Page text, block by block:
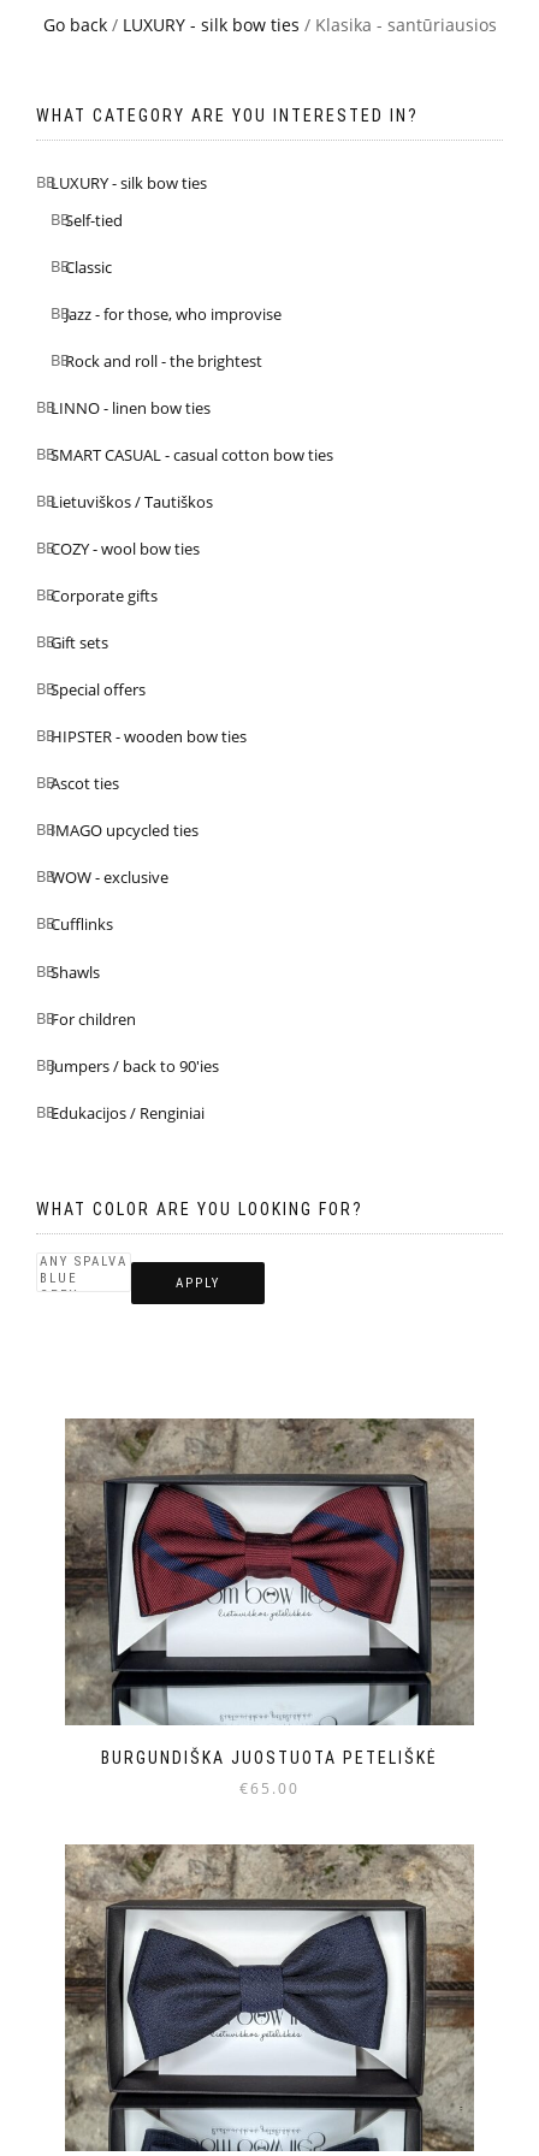
Go back/ LUXURY - silk bow ties / Klasika - santūriausios
WHAT CATEGORY ARE YOU INTERESTED IN?
LUXURY - silk bow ties
Self-tied
Classic
Jazz - for those, who improvise
Rock and roll - the brightest
LINNO - linen bow ties
SMART CASUAL - casual cotton bow ties
Lietuviškos / Tautiškos
COZY - wool bow ties
Corporate gifts
Gift sets
Special offers
HIPSTER - wooden bow ties
Ascot ties
IMAGO upcycled ties
WOW - exclusive
Cufflinks
Shawls
For children
Jumpers / back to 90'ies
Edukacijos / Renginiai
WHAT COLOR ARE YOU LOOKING FOR?
APPLY
BURGUNDIŠKA JUOSTUOTA PETELIŠKĖ
€65.00